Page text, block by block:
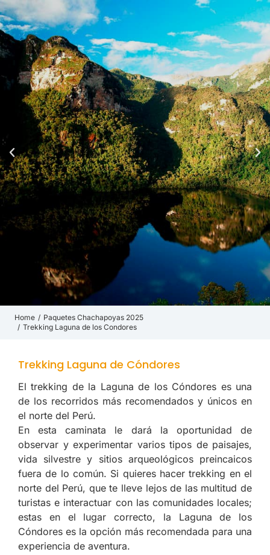
You are here:
Home
Paquetes Chachapoyas 2025
Trekking Laguna de los Condores
Trekking Laguna de Cóndores
El trekking de la Laguna de los Cóndores es una
de los recorridos más recomendados y únicos en
el norte del Perú.
En esta caminata le dará la oportunidad de
observar y experimentar varios tipos de paisajes,
vida silvestre y sitios arqueológicos preincaicos
fuera de lo común. Si quieres hacer trekking en el
norte del Perú, que te lleve lejos de las multitud de
turistas e interactuar con las comunidades locales;
estas en el lugar correcto, la Laguna de los
Cóndores es la opción más recomendada para una
experiencia de aventura.